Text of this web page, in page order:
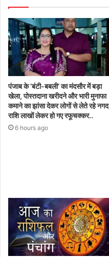
पंजाब के ‘बंटी-बबली’ का मंदसौर में बड़ा
खेला, पोस्तदाना खरीदने और भारी मुनाफा
कमाने का झांसा देकर लोगों से लेते रहे नगद
राशि लाखों लेकर हो गए रफूचक्कर..
6 hours ago